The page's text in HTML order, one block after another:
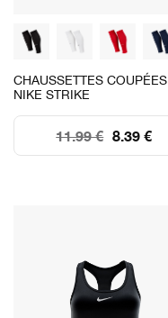
CHAUSSETTES COUPÉES
NIKE STRIKE
8.39 €
11.99 €